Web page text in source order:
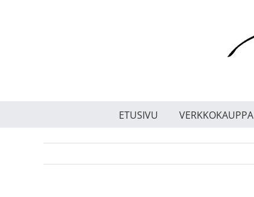
ETUSIVU VERKKOKAUPPA